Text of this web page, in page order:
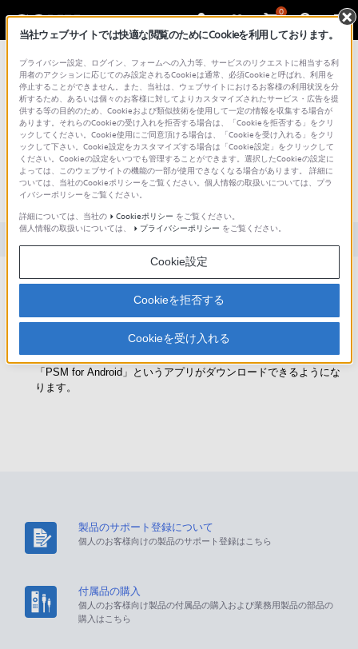
0
総合サポート・お問い合わせ
文書番号 : S1505017013644 / 最終更新日 : 2025/03/11
「PSMをはじめよう」アプリは従来の
「PS Storeをはじめよう」アプリとは違
うのですか？
めよう」は、PS Storeへのアクセスのみならず、そこから購入/ダ
ウンロードしたPSM向けのコンテンツを管理することが可能な
「PSM for Android」というアプリがダウンロードできるようにな
ります。
製品のサポート登録について
個人のお客様向けの製品のサポート登録はこちら
付属品の購入
個人のお客様向け製品の付属品の購入および業務用製品の部品の
購入はこちら
当社ウェブサイトでは快適な閲覧のためにCookieを利用しております。
プライバシー設定、ログイン、フォームへの入力等、サービスのリクエストに相当する利
用者のアクションに応じてのみ設定されるCookieは通常、必須Cookieと呼ばれ、利用を
停止することができません。また、当社は、ウェブサイトにおけるお客様の利用状況を分
析するため、あるいは個々のお客様に対してよりカスタマイズされたサービス・広告を提
供する等の目的のため、Cookieおよび類似技術を使用して一定の情報を収集する場合が
あります。それらのCookieの受け入れを拒否する場合は、「Cookieを拒否する」をクリ
ックしてください。Cookie使用にご同意頂ける場合は、「Cookieを受け入れる」をクリ
ックして下さい。Cookie設定をカスタマイズする場合は「Cookie設定」をクリックして
ください。Cookieの設定をいつでも管理することができます。選択したCookieの設定に
よっては、このウェブサイトの機能の一部が使用できなくなる場合があります。 詳細に
ついては、当社のCookieポリシーをご覧ください。個人情報の取扱いについては、プラ
イバシーポリシーをご覧ください。
詳細については、当社の
Cookieポリシー をご覧ください。
個人情報の取扱いについては、
プライバシーポリシー をご覧ください。
Cookie設定
Cookieを拒否する
Cookieを受け入れる